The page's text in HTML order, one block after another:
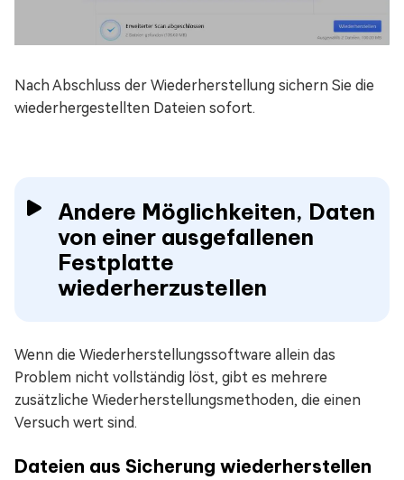
Nach Abschluss der Wiederherstellung sichern Sie die
wiederhergestellten Dateien sofort.
Andere Möglichkeiten, Daten
von einer ausgefallenen
Festplatte
wiederherzustellen
Wenn die Wiederherstellungssoftware allein das
Problem nicht vollständig löst, gibt es mehrere
zusätzliche Wiederherstellungsmethoden, die einen
Versuch wert sind.
Dateien aus Sicherung wiederherstellen